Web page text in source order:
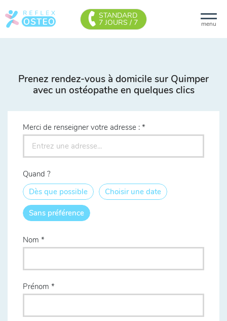
menu
STANDARD
7 JOURS / 7
Prenez rendez-vous à domicile sur Quimper
avec un ostéopathe en quelques clics
Merci de renseigner votre adresse :
Quand ?
Dès que possible
Choisir une date
Sans préférence
Nom
Prénom